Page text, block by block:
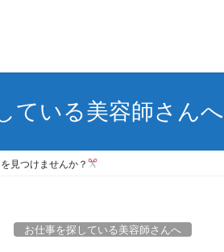
ている美容師さんへ
見つけませんか？
お仕事を探している美容師さんへ